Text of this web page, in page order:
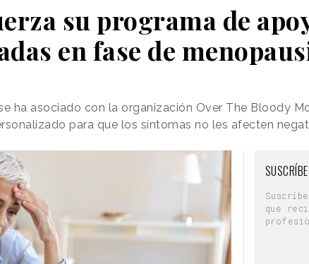
programa de reventa y
a la plataforma Reflaunt
mano llega a Primark
de la campaña, han comentado.
unirse los mundos de la moda y de la
la oportunidad que en este
colaborativo desde el principio y el
su programa de
en fase de
ha asociado con la organización Over The Bloody
para que los síntomas no les afecten
que